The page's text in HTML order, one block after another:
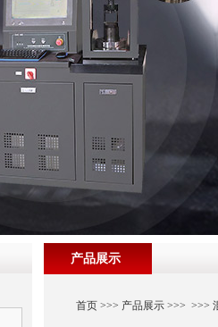
产品展示
首页>>> 产品展示>>> >>>